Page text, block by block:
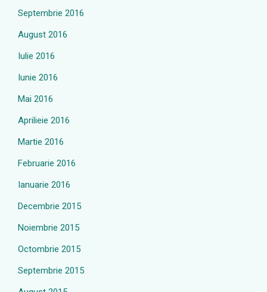
Septembrie 2016
August 2016
Iulie 2016
Iunie 2016
Mai 2016
Aprilieie 2016
Martie 2016
Februarie 2016
Ianuarie 2016
Decembrie 2015
Noiembrie 2015
Octombrie 2015
Septembrie 2015